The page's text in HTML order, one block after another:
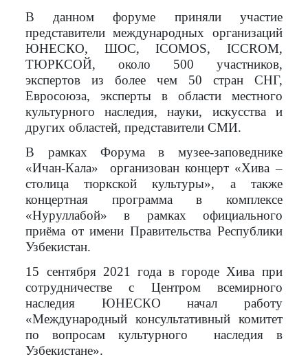
В данном форуме приняли участие
представители международных организаций
ЮНЕСКО, ШОС,ICOMOS, IССROM,
ТЮРКСОЙ, около 500 участников,
экспертов из более чем 50 стран СНГ,
Евросоюза, эксперты в области местного
культурного наследия, науки, искусства и
других областей, представители СМИ.
В рамках Форума в музее-заповеднике
«Ичан-Кала» организован концерт «Хива –
столица тюркской культуры», а также
концертная программа в комплексе
«Нуруллабой» в рамках официального
приёма от имени Правительства Республики
Узбекистан.
15 сентября 2021 года в городе Хива при
сотрудничестве с Центром всемирного
наследия ЮНЕСКО начал работу
«Международный консультативный комитет
по вопросам культурного наследия в
Узбекистане».